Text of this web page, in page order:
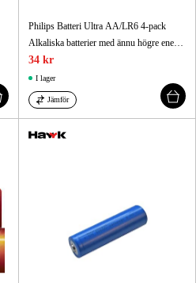
Philips Batteri Ultra AA/LR6 4-pack
Alkaliska batterier med ännu högre energi än kraftfulla Power Akaline
34 kr
I lager
Jämför